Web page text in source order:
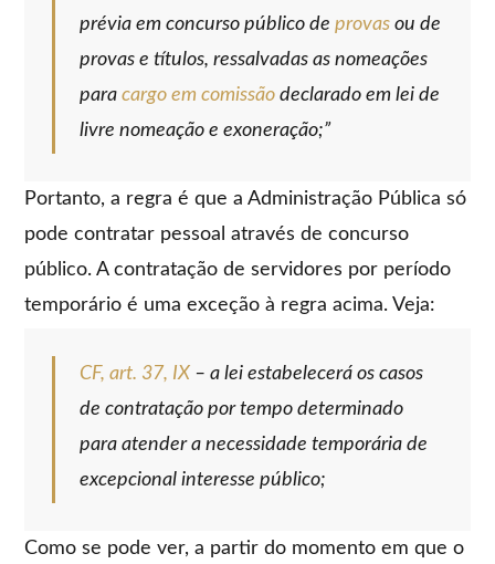
prévia em concurso público deprovasou de
provas e títulos, ressalvadas as nomeações
paracargo em comissão declarado em lei de
livre nomeação e exoneração;”
Portanto, a regra é que a Administração Pública só
pode contratar pessoal através de concurso
público. A contratação de servidores por período
temporário é uma exceção à regra acima. Veja:
CF, art. 37, IX – a lei estabelecerá os casos
de contratação por tempo determinado
para atender a necessidade temporária de
excepcional interesse público;
Como se pode ver, a partir do momento em que o